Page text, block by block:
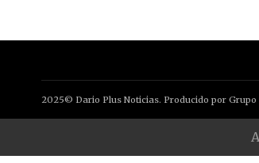
2025© Dario Plus Noticias. Producido por